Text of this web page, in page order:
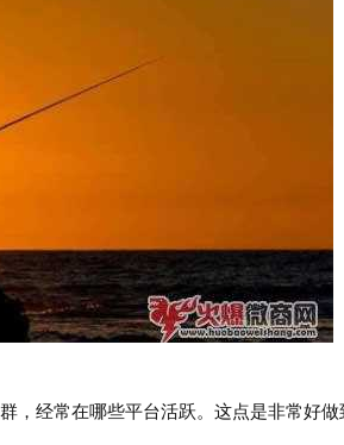
经常在哪些平台活跃。这点是非常好做